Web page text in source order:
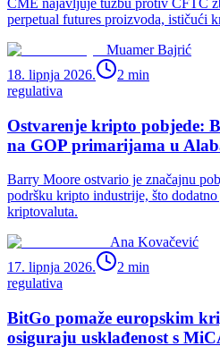
CME najavljuje tužbu protiv CFTC
perpetual futures proizvoda, ističući
Muamer Bajrić
18. lipnja 2026.
2 min
regulativa
Ostvarenje kripto pobjede:
na GOP primarijama u
Barry Moore ostvario je značajnu
podršku kripto industrije, što
kriptovaluta.
Ana Kovačević
17. lipnja 2026.
2 min
regulativa
BitGo pomaže europskim
osiguraju usklađenost s